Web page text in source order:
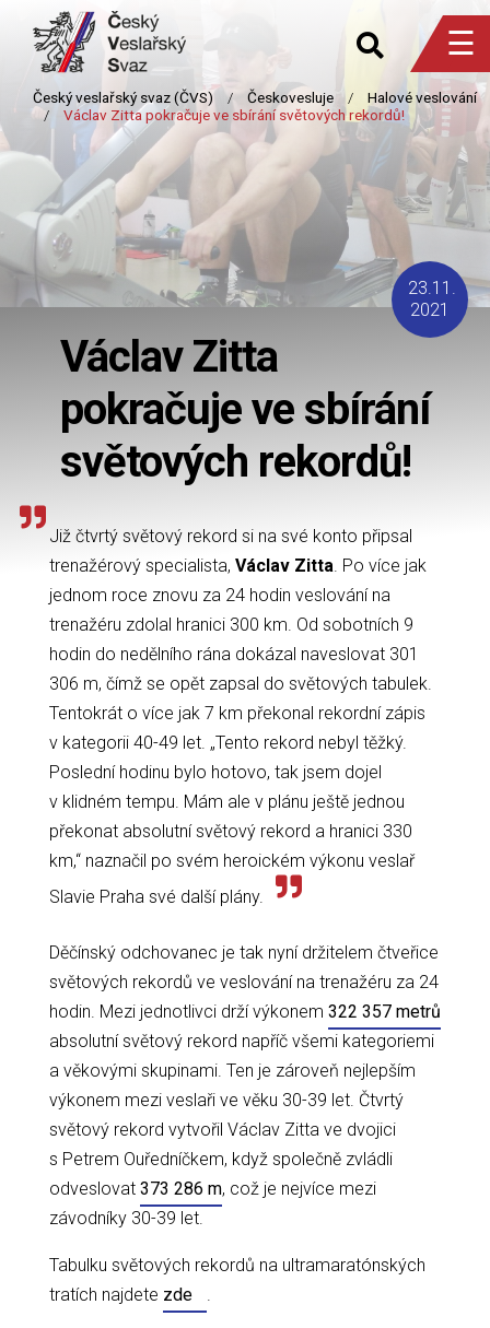
☰
Václav Zitta
pokračuje ve sbírání
světových rekordů!
23.11.
2021
Již čtvrtý světový rekord si na své konto připsal
trenažérový specialista, Václav Zitta. Po více jak
jednom roce znovu za 24 hodin veslování na
trenažéru zdolal hranici 300 km. Od sobotních 9
hodin do nedělního rána dokázal naveslovat 301
306 m, čímž se opět zapsal do světových tabulek.
Tentokrát o více jak 7 km překonal rekordní zápis
v kategorii 40-49 let. „Tento rekord nebyl těžký.
Poslední hodinu bylo hotovo, tak jsem dojel
v klidném tempu. Mám ale v plánu ještě jednou
překonat absolutní světový rekord a hranici 330
km,“ naznačil po svém heroickém výkonu veslař
Slavie Praha své další plány.
Děčínský odchovanec je tak nyní držitelem čtveřice
světových rekordů ve veslování na trenažéru za 24
hodin. Mezi jednotlivci drží výkonem 322 357 metrů
absolutní světový rekord napříč všemi kategoriemi
a věkovými skupinami. Ten je zároveň nejlepším
výkonem mezi veslaři ve věku 30-39 let. Čtvrtý
světový rekord vytvořil Václav Zitta ve dvojici
s Petrem Ouředníčkem, když společně zvládli
odveslovat 373 286 m, což je nejvíce mezi
závodníky 30-39 let.
Tabulku světových rekordů na ultramaratónských
tratích najdete zde .